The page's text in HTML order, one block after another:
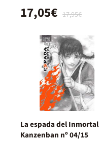
17,95€
17,05€
La espada del Inmortal
Kanzenban nº 04/15